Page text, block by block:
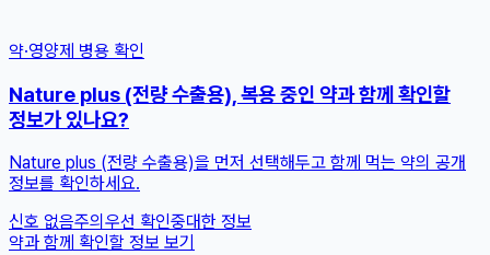
약·영양제 병용 확인
Nature plus (전량 수출용), 복용 중인 약과 함께 확인할
정보가 있나요?
Nature plus (전량 수출용)을 먼저 선택해두고 함께 먹는 약의 공개
정보를 확인하세요.
신호 없음주의 우선 확인중대한 정보
약과 함께 확인할 정보 보기